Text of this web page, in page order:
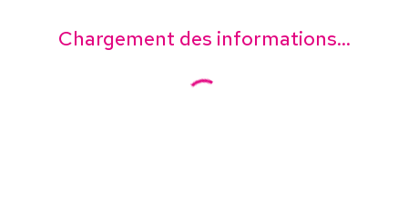
Chargement des informations...